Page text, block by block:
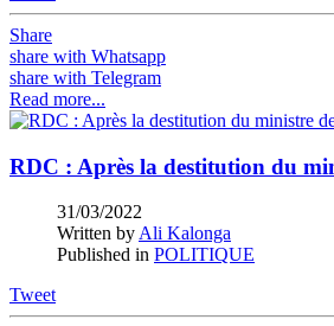
Share
share with Whatsapp
share with Telegram
Read more...
RDC : Après la destitution du
31/03/2022
Written byAli Kalonga
Published in POLITIQUE
Tweet